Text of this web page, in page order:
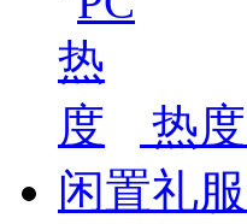
热
闲置礼